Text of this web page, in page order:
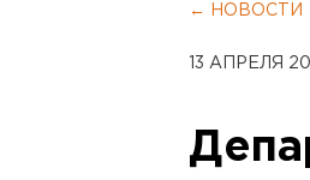
← НОВОСТИ
13 АПРЕЛЯ